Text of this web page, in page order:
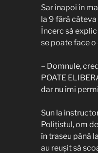
Sar înapoi în
la 9 fără
Încerc să
se poate face
– Domnule,
POATE
dar nu îmi
Sun la
Polițistul, om
în traseu până
au reușit să